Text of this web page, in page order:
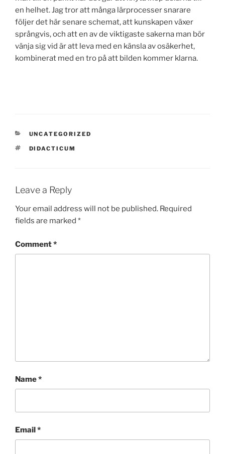
en helhet. Jag tror att många lärprocesser snarare
följer det här senare schemat, att kunskapen växer
språngvis, och att en av de viktigaste sakerna man bör
vänja sig vid är att leva med en känsla av osäkerhet,
kombinerat med en tro på att bilden kommer klarna.
CATEGORIES
UNCATEGORIZED
TAGS
DIDACTICUM
Leave a Reply
Your email address will not be published. Required
fields are marked *
Comment*
Name*
Email*